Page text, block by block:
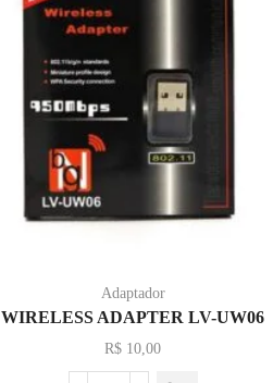
Adaptador
WIRELESS ADAPTER LV-UW06
R$ 10,00